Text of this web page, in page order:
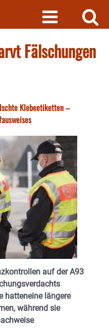
Fälschungen
Klebeetiketten –
auf der A93
hatteneine längere
während sie